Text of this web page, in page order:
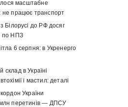
масштабне
не працює транспорт
Білорусі до РФ досяг
по НПЗ
6 серпня: в Укренерго
в Україні
і мастил: деталі
України
перетинів — ДПСУ